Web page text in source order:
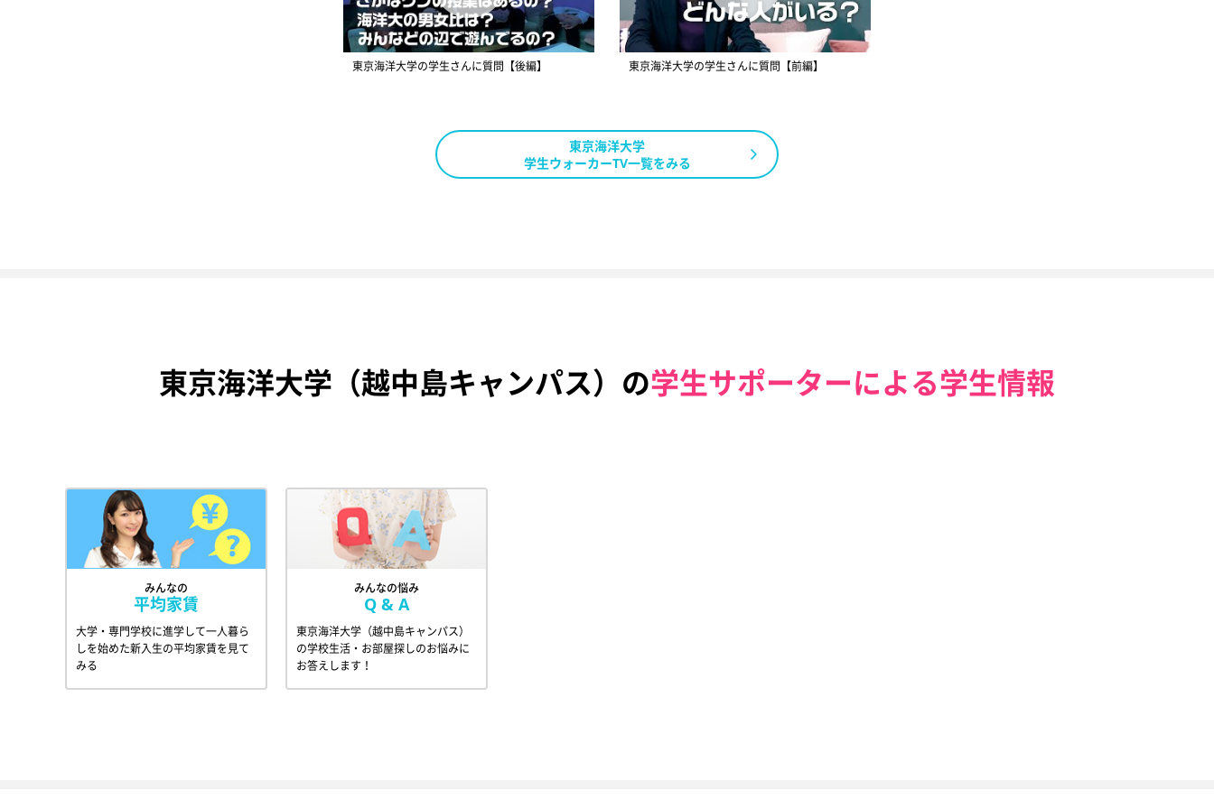
東京海洋大学の学生さんに質問【後編】 東京海洋大学の学生さんに質問【前編】
東京海洋大学
学生ウォーカーTV一覧をみる
東京海洋大学（越中島キャンパス）の学生サポーターによる学生情報
みんなの
平均家賃
大学・専門学校に進学して一人暮ら
しを始めた新入生の平均家賃を見て
みる
みんなの悩み
Q & A
東京海洋大学（越中島キャンパス）
の学校生活・お部屋探しのお悩みに
お答えします！